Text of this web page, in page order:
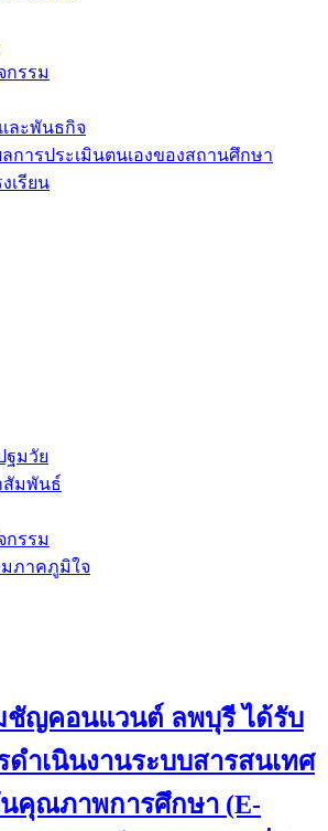
กรรม
ละพันธกิจ
ลการประเมินตนเองของสถานศึกษา
เรียน
ฐมวัย
สัมพันธ์
กรรม
มภาคภูมิใจ
ชัญคอนแวนต์ ลพบุรี ได้รับ
ดำเนินงานระบบสารสนเทศ
คุณภาพการศึกษา (E-